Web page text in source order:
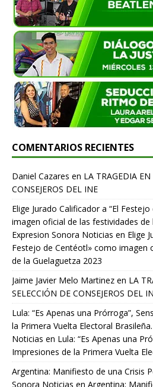
COMENTARIOS RECIENTES
Daniel Cazares en LA TRAGEDIA
CONSEJEROS DEL INE
Elige Jurado Calificador a “El
imagen oficial de las festividades de
Expresion Sonora Noticias en Elige
Festejo de Centéotl» como imagen
de la Guelaguetza 2023
Jaime Javier Melo Martinez en LA
SELECCIÓN DE CONSEJEROS DEL
Lula: “Es Apenas una Prórroga”,
la Primera Vuelta Electoral
Noticias en Lula: “Es Apenas una
Impresiones de la Primera Vuelta
Argentina: Manifiesto de una Crisis
Sonora Noticias en Argentina: